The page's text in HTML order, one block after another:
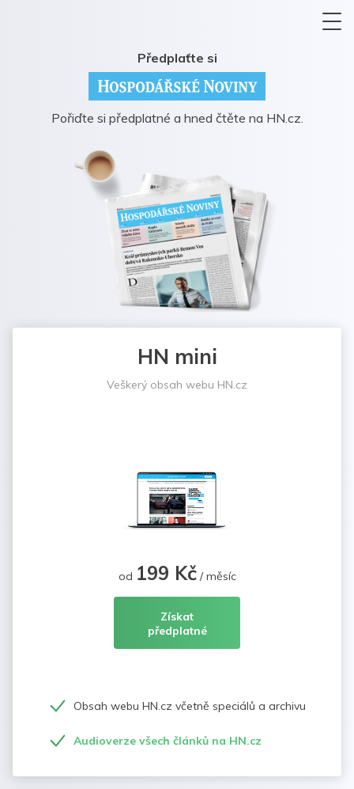
Předplaťte si
Pořiďte si předplatné a hned čtěte na HN.cz.
HN mini
Veškerý obsah webu HN.cz
od 199 Kč/ měsíc
Získat
předplatné
Obsah webu HN.cz včetně speciálů a archivu
Audioverze všech článků na HN.cz